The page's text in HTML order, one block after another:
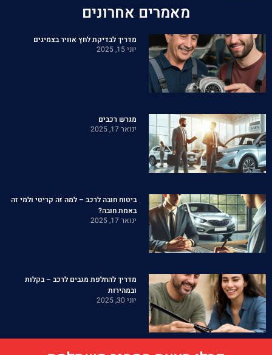
מאמרים אחרונים
מדריך לבדיקת לחץ אוויר בצמיגים
יוני 15, 2025
מגרש רכבים
ינואר 17, 2025
ביטוח חובה לרכב – למה זה קריטי ולמי זה
באמת חובה?
ינואר 17, 2025
מדריך להחלפת מגבים לרכב – בקלות
ובמהירות
יוני 30, 2025